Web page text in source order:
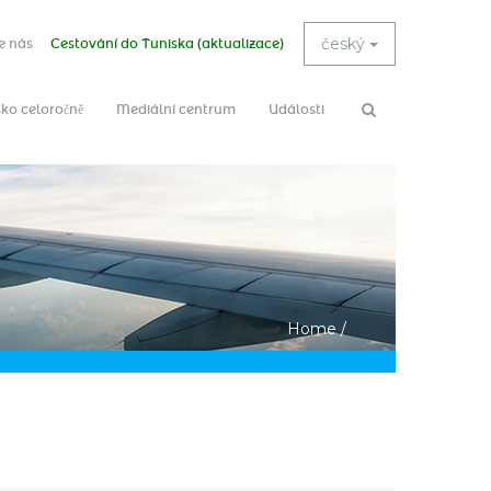
český
nás Cestování do Tuniska (aktualizace)
celoročně Mediální centrum Události
Home /